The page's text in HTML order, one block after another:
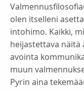
olen itselleni
intohimo. Kaikki,
heijastettava näitä
avointa
muun
Pyrin aina